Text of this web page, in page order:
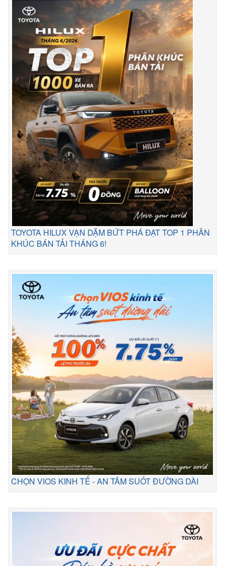
TOYOTA HILUX VẠN DẶM BỨT PHÁ ĐẠT TOP 1 PHÂN
KHÚC BÁN TẢI THÁNG 6!
CHỌN VIOS KINH TẾ - AN TÂM SUỐT ĐƯỜNG DÀI